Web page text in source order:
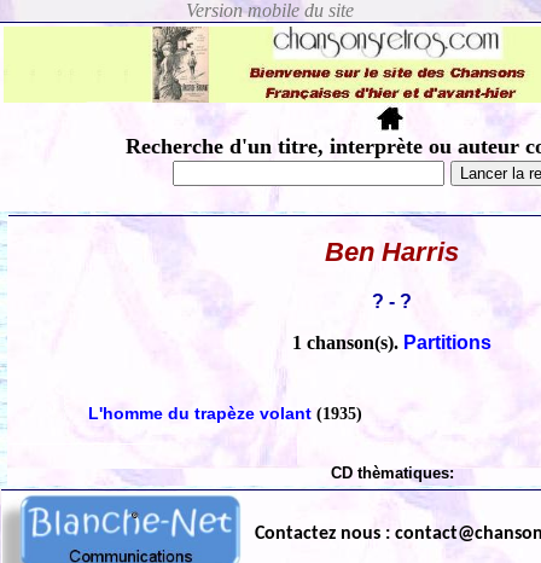
Recherche d'un titre, interprète ou auteur
Ben Harris
? - ?
1 chanson(s). Partitions
L'homme du trapèze volant (1935)
CD thèmatiques:
Contactez nous :